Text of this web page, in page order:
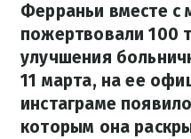
Ферраньи вместе с
пожертвовали 100
улучшения
11 марта, на ее
инстаграме
которым она